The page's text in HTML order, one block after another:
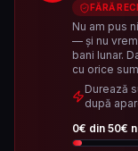
FĂRĂ
Nu am pus
— și nu
bani lunar.
cu orice
Durează
după
0€ din 50€